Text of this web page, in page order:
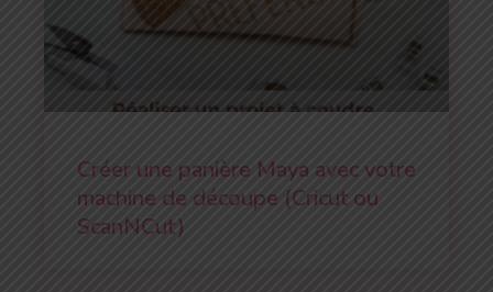
Créer une panière Maya avec votre
machine de découpe (Cricut ou
ScanNCut)